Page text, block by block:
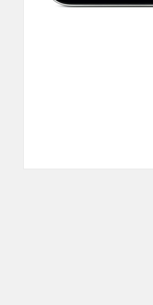
Tlf.: + 45 86 20 94 93